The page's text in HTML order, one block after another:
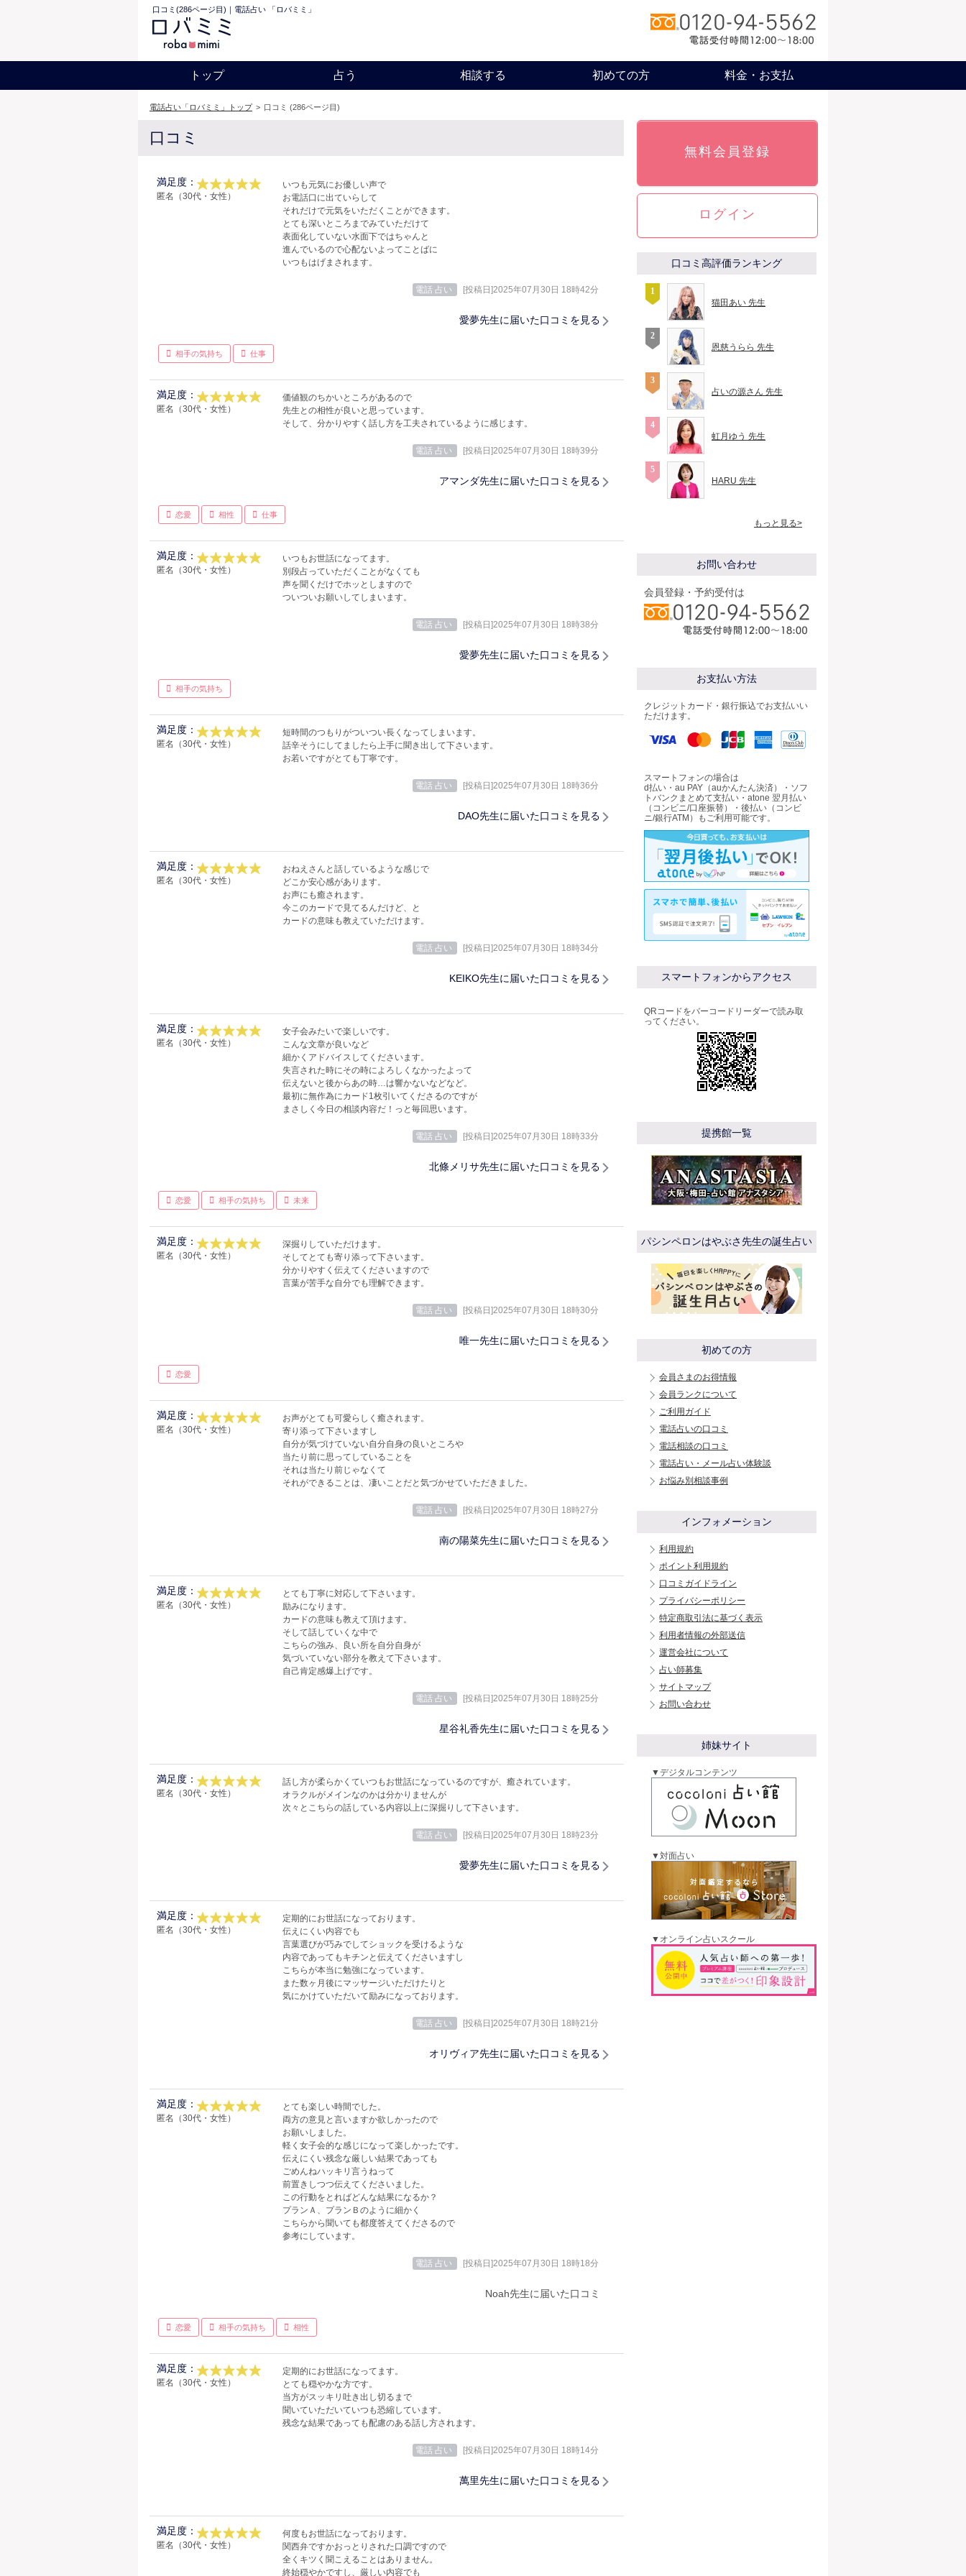
口コミ(286ページ目)｜電話占い 「ロバミミ」
トップ 占う 相談する 初めての方 料金・お支払
電話占い「ロバミミ」トップ > 口コミ (286ページ目)
口コミ
満足度：
匿名（30代・女性）
いつも元気にお優しい声で
お電話口に出ていらして
それだけで元気をいただくことができます。
とても深いところまでみていただけて
表面化していない水面下ではちゃんと
進んでいるので心配ないよってことばに
いつもはげまされます。
電話 占い [投稿日]2025年07月30日 18時42分
愛夢先生に届いた口コミを見る
相手の気持ち 仕事
満足度：
匿名（30代・女性）
価値観のちかいところがあるので
先生との相性が良いと思っています。
そして、分かりやすく話し方を工夫されているように感じます。
電話 占い [投稿日]2025年07月30日 18時39分
アマンダ先生に届いた口コミを見る
恋愛 相性 仕事
満足度：
匿名（30代・女性）
いつもお世話になってます。
別段占っていただくことがなくても
声を聞くだけでホッとしますので
ついついお願いしてしまいます。
電話 占い [投稿日]2025年07月30日 18時38分
愛夢先生に届いた口コミを見る
相手の気持ち
満足度：
匿名（30代・女性）
短時間のつもりがついつい長くなってしまいます。
話辛そうにしてましたら上手に聞き出して下さいます。
お若いですがとても丁寧です。
電話 占い [投稿日]2025年07月30日 18時36分
DAO先生に届いた口コミを見る
満足度：
匿名（30代・女性）
おねえさんと話しているような感じで
どこか安心感があります。
お声にも癒されます。
今このカードで見てるんだけど、と
カードの意味も教えていただけます。
電話 占い [投稿日]2025年07月30日 18時34分
KEIKO先生に届いた口コミを見る
満足度：
匿名（30代・女性）
女子会みたいで楽しいです。
こんな文章が良いなど
細かくアドバイスしてくださいます。
失言された時にその時によろしくなかったよって
伝えないと後からあの時…は響かないなどなど。
最初に無作為にカード1枚引いてくださるのですが
まさしく今日の相談内容だ！っと毎回思います。
電話 占い [投稿日]2025年07月30日 18時33分
北條メリサ先生に届いた口コミを見る
恋愛 相手の気持ち 未来
満足度：
匿名（30代・女性）
深掘りしていただけます。
そしてとても寄り添って下さいます。
分かりやすく伝えてくださいますので
言葉が苦手な自分でも理解できます。
電話 占い [投稿日]2025年07月30日 18時30分
唯一先生に届いた口コミを見る
恋愛
満足度：
匿名（30代・女性）
お声がとても可愛らしく癒されます。
寄り添って下さいますし
自分が気づけていない自分自身の良いところや
当たり前に思ってしていることを
それは当たり前じゃなくて
それができることは、凄いことだと気づかせていただきました。
電話 占い [投稿日]2025年07月30日 18時27分
南の陽菜先生に届いた口コミを見る
満足度：
匿名（30代・女性）
とても丁寧に対応して下さいます。
励みになります。
カードの意味も教えて頂けます。
そして話していくな中で
こちらの強み、良い所を自分自身が
気づいていない部分を教えて下さいます。
自己肯定感爆上げです。
電話 占い [投稿日]2025年07月30日 18時25分
星谷礼香先生に届いた口コミを見る
満足度：
匿名（30代・女性）
話し方が柔らかくていつもお世話になっているのですが、癒されています。
オラクルがメインなのかは分かりませんが
次々とこちらの話している内容以上に深掘りして下さいます。
電話 占い [投稿日]2025年07月30日 18時23分
愛夢先生に届いた口コミを見る
満足度：
匿名（30代・女性）
定期的にお世話になっております。
伝えにくい内容でも
言葉選びが巧みでしてショックを受けるような
内容であってもキチンと伝えてくださいますし
こちらが本当に勉強になっています。
また数ヶ月後にマッサージいただけたりと
気にかけていただいて励みになっております。
電話 占い [投稿日]2025年07月30日 18時21分
オリヴィア先生に届いた口コミを見る
満足度：
匿名（30代・女性）
とても楽しい時間でした。
両方の意見と言いますか欲しかったので
お願いしました。
軽く女子会的な感じになって楽しかったです。
伝えにくい残念な厳しい結果であっても
ごめんねハッキリ言うねって
前置きしつつ伝えてくださいました。
この行動をとればどんな結果になるか？
プランＡ、プランＢのように細かく
こちらから聞いても都度答えてくださるので
参考にしています。
電話 占い [投稿日]2025年07月30日 18時18分
Noah先生に届いた口コミ
恋愛 相手の気持ち 相性
満足度：
匿名（30代・女性）
定期的にお世話になってます。
とても穏やかな方です。
当方がスッキリ吐き出し切るまで
聞いていただいていつも恐縮しています。
残念な結果であっても配慮のある話し方されます。
電話 占い [投稿日]2025年07月30日 18時14分
萬里先生に届いた口コミを見る
満足度：
匿名（30代・女性）
何度もお世話になっております。
関西弁ですかおっとりされた口調ですので
全くキツく聞こえることはありません。
終始穏やかですし、厳しい内容でも
無料会員登録
ログイン
口コミ高評価ランキング
猫田あい 先生
恩慈うらら 先生
占いの源さん 先生
虹月ゆう 先生
HARU 先生
もっと見る>
お問い合わせ
会員登録・予約受付は
お支払い方法
クレジットカード・銀行振込でお支払いい
ただけます。
スマートフォンの場合は
d払い・au PAY（auかんたん決済）・ソフ
トバンクまとめて支払い・atone 翌月払い
（コンビニ/口座振替）・後払い（コンビ
ニ/銀行ATM）もご利用可能です。
スマートフォンからアクセス
QRコードをバーコードリーダーで読み取
ってください。
提携館一覧
パシンペロンはやぶさ先生の誕生占い
初めての方
会員さまのお得情報
会員ランクについて
ご利用ガイド
電話占いの口コミ
電話相談の口コミ
電話占い・メール占い体験談
お悩み別相談事例
インフォメーション
利用規約
ポイント利用規約
口コミガイドライン
プライバシーポリシー
特定商取引法に基づく表示
利用者情報の外部送信
運営会社について
占い師募集
サイトマップ
お問い合わせ
姉妹サイト
▼デジタルコンテンツ
▼対面占い
▼オンライン占いスクール